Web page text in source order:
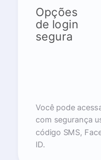
Opções
de login
segura
Você pode
com segurança
código SMS,
ID.